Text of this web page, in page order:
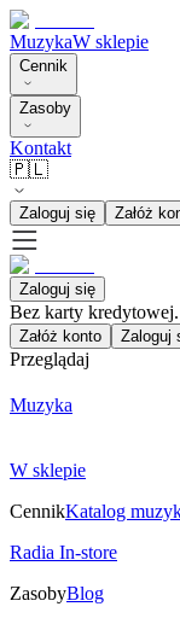
MuzykaW sklepie
Cennik
Zasoby
Kontakt
🇵🇱
Zaloguj się Załóż
Zaloguj się
Bez karty
Załóż konto Zaloguj
Przeglądaj
Muzyka
W sklepie
CennikKatalog
Radia In-store
ZasobyBlog